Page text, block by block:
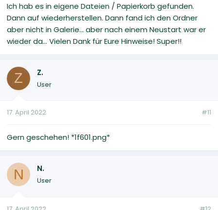
Ich hab es in eigene Dateien / Papierkorb gefunden.
Dann auf wiederherstellen. Dann fand ich den Ordner
aber nicht in Galerie... aber nach einem Neustart war er
wieder da... Vielen Dank für Eure Hinweise! Super!!
Z Z.
User
17. April 2022 #11
Gern geschehen! *1f601.png*
N N.
User